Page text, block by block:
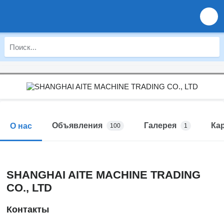
О нас Объявления 100 Галерея 1
SHANGHAI AITE MACHINE TRADING
CO., LTD
Контакты